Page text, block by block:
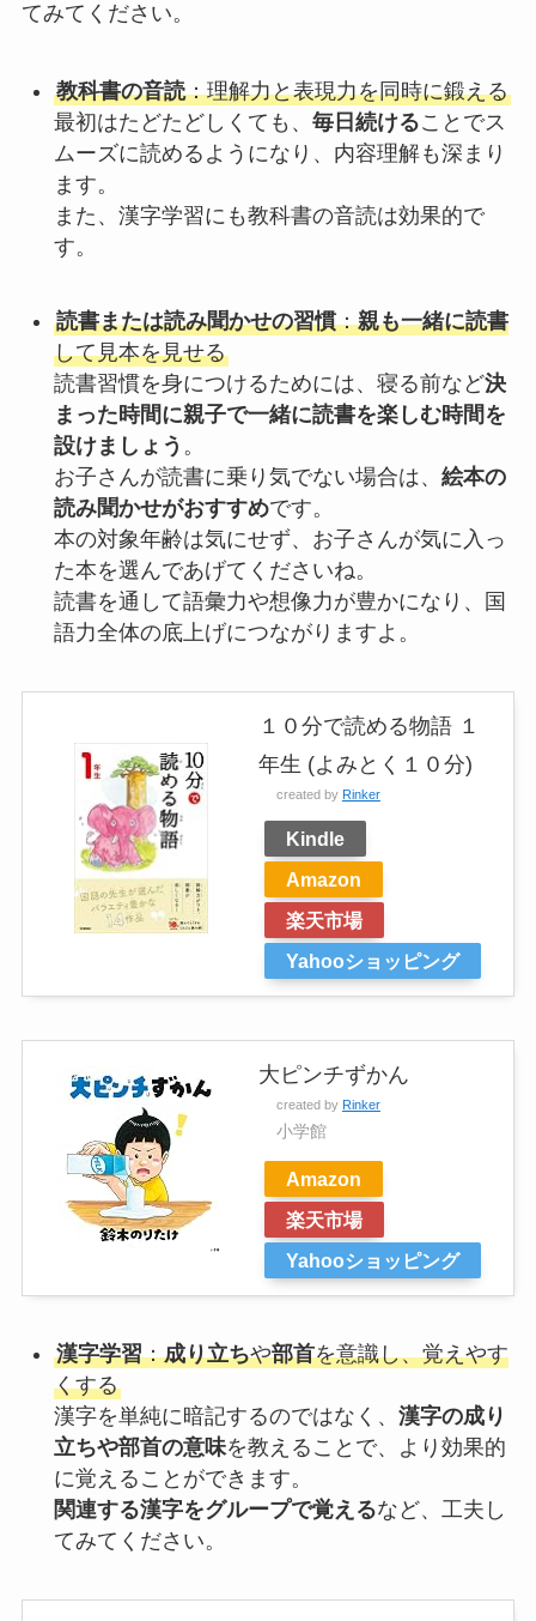
てみてください。
教科書の音読：理解力と表現力を同時に鍛える
最初はたどたどしくても、 毎日続けることでス
ムーズに読めるようになり、内容理解も深まり
ます。
また、漢字学習にも教科書の音読は効果的で
す。
読書または読み聞かせの習慣：親も一緒に読書
して見本を見せる
読書習慣を身につけるためには、寝る前など決
まった時間に親子で一緒に読書を楽しむ時間を
設けましょう 。
お子さんが読書に乗り気でない場合は、 絵本の
読み聞かせがおすすめです。
本の対象年齢は気にせず、お子さんが気に入っ
た本を選んであげてくださいね。
読書を通して語彙力や想像力が豊かになり、国
語力全体の底上げにつながりますよ。
１０分で読める物語 １
年生 (よみとく１０分)
created by Rinker
Kindle
Amazon
楽天市場
Yahooショッピング
大ピンチずかん
created by Rinker
小学館
Amazon
楽天市場
Yahooショッピング
漢字学習：成り立ちや部首を意識し、覚えやす
くする
漢字を単純に暗記するのではなく、 漢字の成り
立ちや部首の意味を教えることで、より効果的
に覚えることができます。
関連する漢字をグループで覚えるなど、工夫し
てみてください。